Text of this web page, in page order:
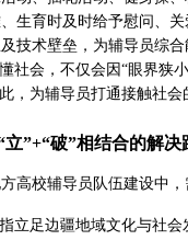
生育时及时给予慰问、
技术壁垒，为辅导员综
社会，不仅会因“眼界狭
，为辅导员打通接触社
立”+“破”相结合的解决
高校辅导员队伍建设中，
立足边疆地域文化与社